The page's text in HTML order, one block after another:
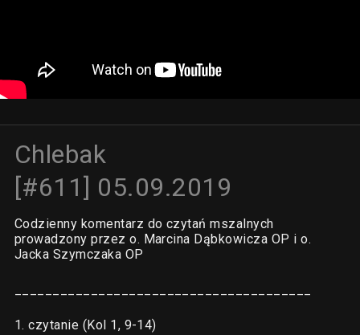
Chlebak
[#611] 05.09.2019
Codzienny komentarz do czytań mszalnych
prowadzony przez o. Marcina Dąbkowicza OP i o.
Jacka Szymczaka OP
1. czytanie (Kol 1, 9-14)